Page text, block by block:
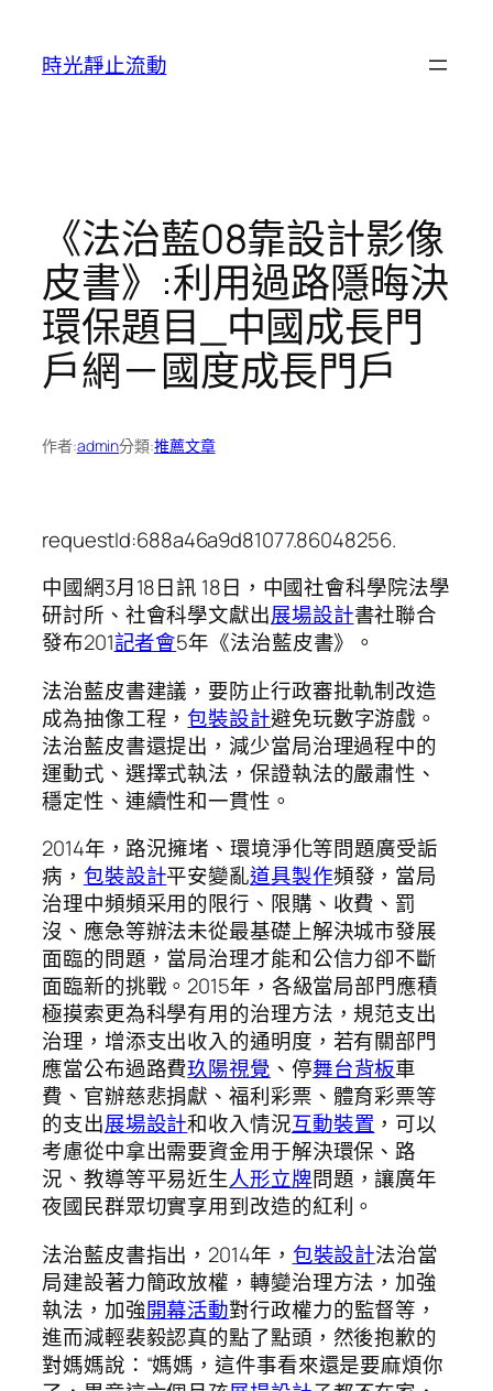
時光靜止流動
《法治藍08靠設計影像
皮書》:利用過路隱晦決
環保題目_中國成長門
戶網－國度成長門戶
作者:admin分類:推薦文章
requestId:688a46a9d81077.86048256.
中國網3月18日訊 18日，中國社會科學院法學
研討所、社會科學文獻出展場設計書社聯合
發布201記者會5年《法治藍皮書》。
法治藍皮書建議，要防止行政審批軌制改造
成為抽像工程，包裝設計避免玩數字游戲。
法治藍皮書還提出，減少當局治理過程中的
運動式、選擇式執法，保證執法的嚴肅性、
穩定性、連續性和一貫性。
2014年，路況擁堵、環境淨化等問題廣受詬
病， 包裝設計平安變亂道具製作頻發，當局
治理中頻頻采用的限行、限購、收費、罰
沒、應急等辦法未從最基礎上解決城市發展
面臨的問題，當局治理才能和公信力卻不斷
面臨新的挑戰。2015年，各級當局部門應積
極摸索更為科學有用的治理方法，規范支出
治理，增添支出收入的通明度，若有關部門
應當公布過路費玖陽視覺 、停舞台背板車
費、官辦慈悲捐獻、福利彩票、體育彩票等
的支出展場設計和收入情況互動裝置 ，可以
考慮從中拿出需要資金用于解決環保、路
況、教導等平易近生人形立牌問題，讓廣年
夜國民群眾切實享用到改造的紅利。
法治藍皮書指出，2014年， 包裝設計法治當
局建設著力簡政放權，轉變治理方法，加強
執法，加強開幕活動對行政權力的監督等，
進而減輕裴毅認真的點了點頭，然後抱歉的
對媽媽說：“媽媽，這件事看來還是要麻煩你